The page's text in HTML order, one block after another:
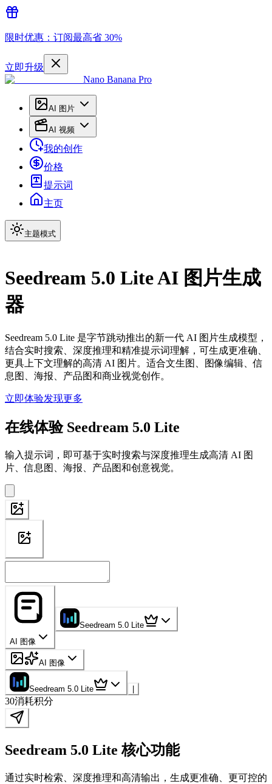
限时优惠：订阅最高省 30%
立即升级
Nano Banana Pro
AI 图片
AI 视频
我的创作
价格
提示词
主页
主题模式
Seedream 5.0 Lite AI 图片生成
器
Seedream 5.0 Lite 是字节跳动推出的新一代 AI 图片生成模型，
结合实时搜索、深度推理和精准提示词理解，可生成更准确、
更具上下文理解的高清 AI 图片。适合文生图、图像编辑、信
息图、海报、产品图和商业视觉创作。
立即体验发现更多
在线体验 Seedream 5.0 Lite
输入提示词，即可基于实时搜索与深度推理生成高清 AI 图
片、信息图、海报、产品图和创意视觉。
AI 图像
Seedream 5.0 Lite
AI 图像
Seedream 5.0 Lite |
30消耗积分
Seedream 5.0 Lite 核心功能
通过实时检索、深度推理和高清输出，生成更准确、更可控的